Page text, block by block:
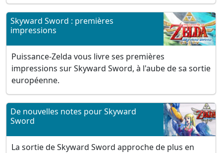
Skyward Sword : premières
impressions
Puissance-Zelda vous livre ses premières
impressions sur Skyward Sword, à l'aube de sa sortie
européenne.
De nouvelles notes pour Skyward
Sword
La sortie de Skyward Sword approche de plus en